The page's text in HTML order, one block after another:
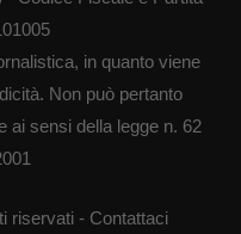
in quanto viene
Non può pertanto
ai sensi della legge n. 62
riservati - Contattaci